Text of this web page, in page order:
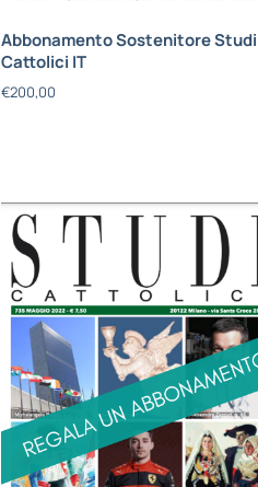
Abbonamento Sostenitore Studi
Cattolici IT
€200,00